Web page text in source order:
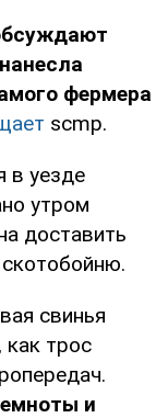
фермера
scmp.
в уезде
утром
доставить
свинья
как трос
и